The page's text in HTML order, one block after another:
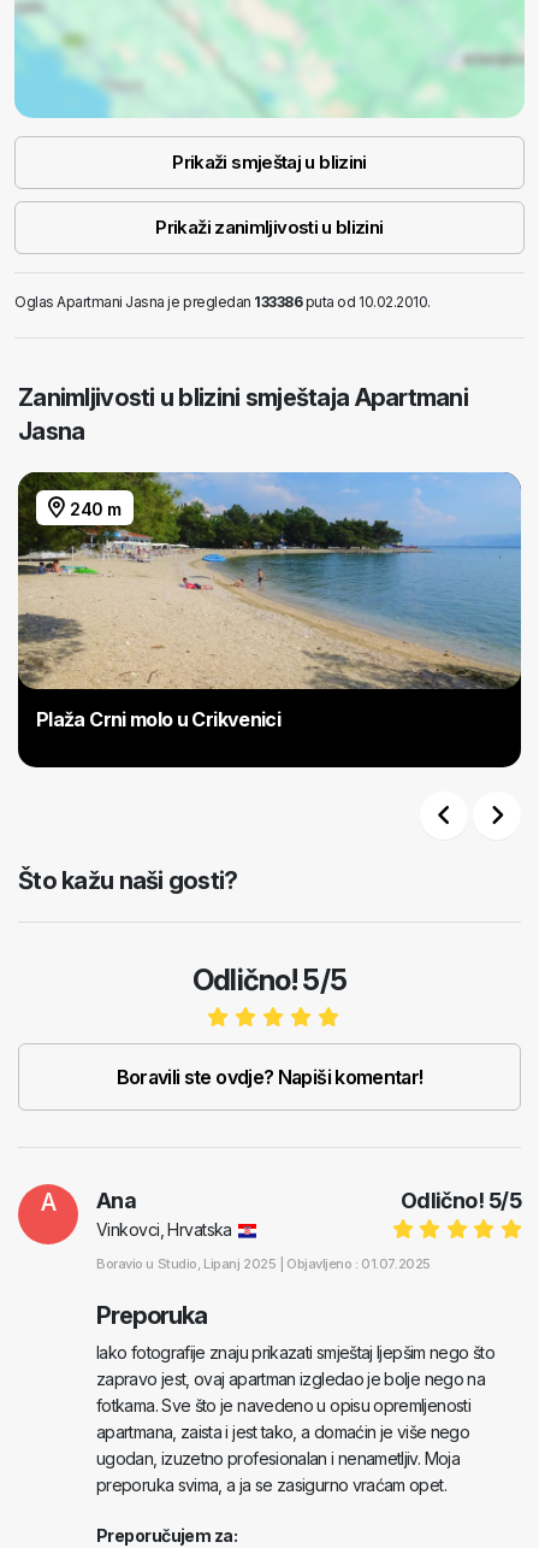
Prikaži smještaj u blizini
Prikaži zanimljivosti u blizini
Oglas Apartmani Jasna je pregledan 133386puta od 10.02.2010.
Zanimljivosti u blizini smještaja Apartmani
Jasna
240 m
Plaža Crni molo u Crikvenici
Što kažu naši gosti?
Odlično! 5/5
Boravili ste ovdje? Napiši komentar!
A Odlično! 5/5
Ana
Vinkovci, Hrvatska
Boravio u Studio, Lipanj 2025 | Objavljeno : 01.07.2025
Preporuka
Iako fotografije znaju prikazati smještaj ljepšim nego što
zapravo jest, ovaj apartman izgledao je bolje nego na
fotkama. Sve što je navedeno u opisu opremljenosti
apartmana, zaista i jest tako, a domaćin je više nego
ugodan, izuzetno profesionalan i nenametljiv. Moja
preporuka svima, a ja se zasigurno vraćam opet.
Preporučujem za: